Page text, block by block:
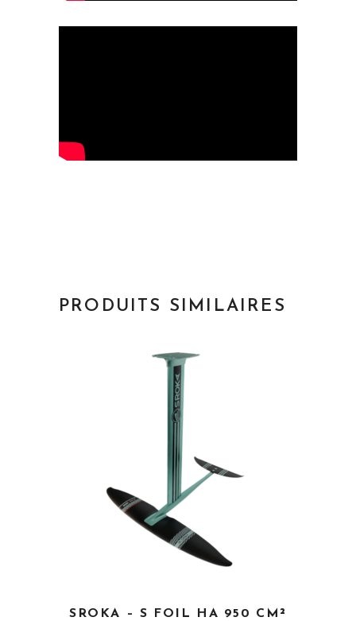
PRODUITS SIMILAIRES
CHOIX DES OPTIONS
SROKA – S FOIL HA 950 CM²